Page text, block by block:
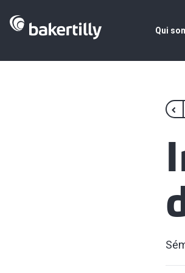
Qui